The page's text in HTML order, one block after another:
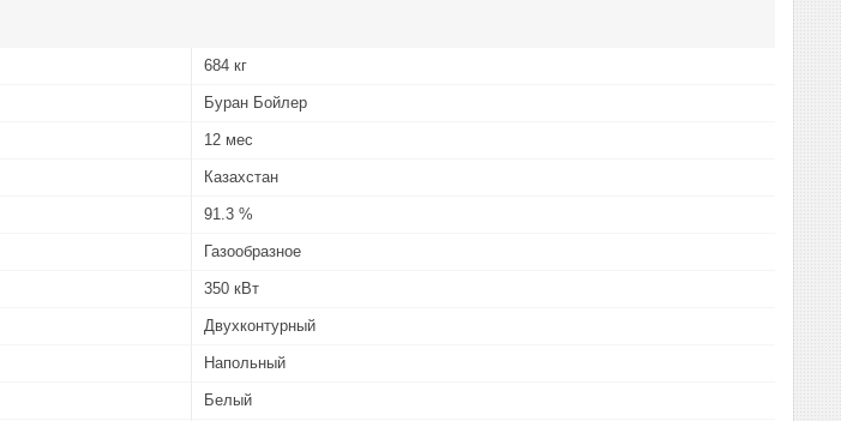
684 кг
Буран Бойлер
12 мес
Казахстан
91.3 %
Газообразное
350 кВт
Двухконтурный
Напольный
Белый